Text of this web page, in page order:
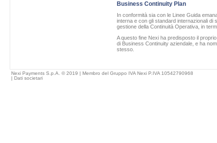
Business Continuity Plan
In conformità sia con le Linee Guida
interna e con gli standard internazionali di
gestione della Continuità Operativa, in
A questo fine Nexi ha predisposto il
di Business Continuity aziendale, e ha
stesso.
Nexi Payments S.p.A. © 2019 | Membro del Gruppo IVA Nexi P.IVA 10542790968
| Dati societari